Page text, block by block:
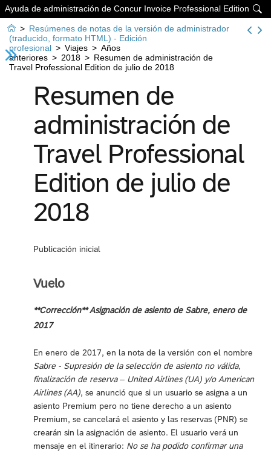

Ayuda de administración de Concur Invoice Professional Edition
 > Resúmenes de notas de la versión de administrador
(traducido, formato HTML) - Edición
profesional > Viajes > Años
anteriores > 2018 > Resumen de administración de
Travel Professional Edition de julio de 2018
Resumen de
administración de
Travel Professional
Edition de julio de
2018
Publicación inicial
Vuelo
**Corrección** Asignación de asiento de Sabre, enero de
2017
En enero de 2017, en la nota de la versión con el nombre
Sabre - Supresión de la selección de asiento no válida,
finalización de reserva– United Airlines (UA) y/o American
Airlines (AA), se anunció que si un usuario se asigna a un
asiento Premium pero no tiene derecho a un asiento
Premium, se cancelará el asiento y las reservas (PNR) se
crearán sin la asignación de asiento. El usuario verá un
mensaje en el itinerario: No se ha podido confirmar una